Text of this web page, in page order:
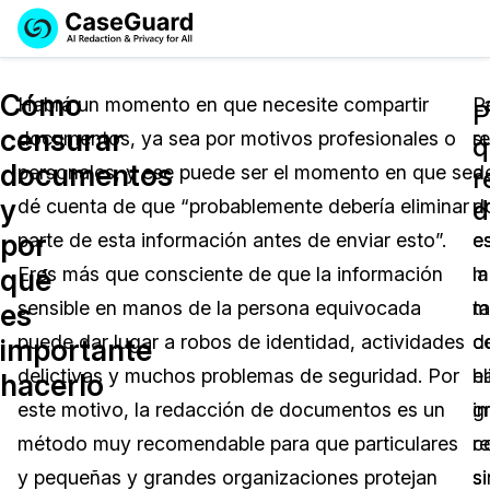
Licencia de CaseGuard Studio
Precios de Redacción a Pedido
Soluciones
Redacción de vídeos
Redacción de documentos
Redacción de audio
Redacción en Bulto
Redacción de imágenes
Transcripción y Traducción
Industrias
Cuerpos Policiales
Transportación
La Atención Médica
Educación
El Gobierno
Precios
Recursos
Preguntas Frecuentes
Artículos
Casos Practicos
Eventos
Demo
English
Español
Cómo
censurar
documentos
y
por
qué
es
importante
hacerlo
Habrá un momento en que necesite compartir
documentos, ya sea por motivos profesionales o
personales, y ese puede ser el momento en que se
dé cuenta de que “probablemente debería eliminar
parte de esta información antes de enviar esto”.
Eres más que consciente de que la información
sensible en manos de la persona equivocada
puede dar lugar a robos de identidad, actividades
delictivas y muchos problemas de seguridad. Por
este motivo, la redacción de documentos es un
método muy recomendable para que particulares
y pequeñas y grandes organizaciones protejan
la
a
si